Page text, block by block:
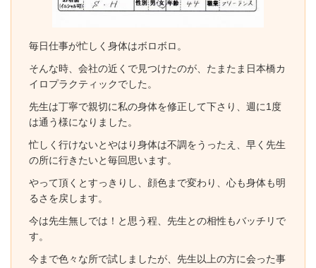
毎日仕事が忙しく身体はボロボロ。
そんな時、会社の近くで見つけたのが、たまたま日本橋カ
イロプラクティックでした。
先生は丁寧で親切に私の身体を修正して下さり、週に1度
は通う様になりました。
忙しく行けないとやはり身体は不調をうったえ、早く先生
の所に行きたいと毎回思います。
やって頂くとすっきりし、顔色まで変わり、心も身体も明
るさを戻します。
今は先生無しでは！と思う程、先生との相性もバッチリで
す。
今まで色々な所で試しましたが、先生以上の方に会った事